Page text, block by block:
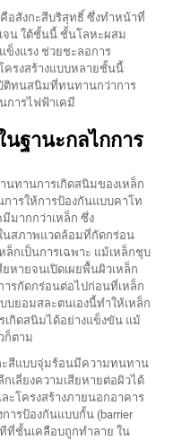
อสังกะสีบริสุทธิ์ ซึ่งทำหน้าที่
จน ใต้ชั้นนี้ ชั้นโลหะผสม
ข็งแรง ช่วยชะลอการ
ครงสร้างแบบหลายชั้นนี้
ติทนสนิมที่ทนทานกว่าการ
การไฟฟ้าเคมี
ฐานะกลไกการ
ทานการเกิดสนิมของเหล็ก
ารให้การป้องกันแบบคาโท
มากกว่าเหล็ก ซึ่ง
นสภาพแวดล้อมที่กัดกร่อน
กเป็นการเฉพาะ แม้เหล็กชุบ
หายจนเปิดเผยพื้นผิวเหล็ก
ารกัดกร่อนต่อไปก่อนที่เหล็ก
บยอมสละตนเองนี้ทำให้เหล็ก
กิดสนิมได้อย่างแข็งขัน แม้
ก็ตาม
ะสีแบบจุ่มร้อนมีความทนทาน
เลี่ยงความเสียหายต่อผิวได้
ะโครงสร้างภายนอกอาคาร
ารป้องกันแบบกั้น (barrier
ที่ชั้นเคลือบถูกทำลาย ใน